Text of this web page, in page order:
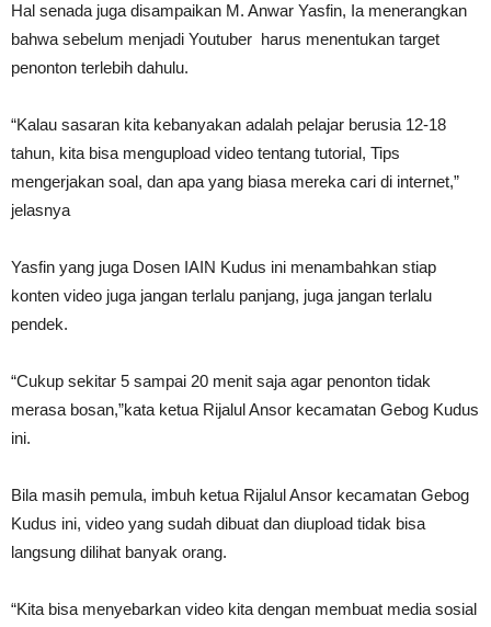
Hal senada juga disampaikan M. Anwar Yasfin, Ia menerangkan
bahwa sebelum menjadi Youtuber harus menentukan target
penonton terlebih dahulu.
“Kalau sasaran kita kebanyakan adalah pelajar berusia 12-18
tahun, kita bisa mengupload video tentang tutorial, Tips
mengerjakan soal, dan apa yang biasa mereka cari di internet,”
jelasnya
Yasfin yang juga Dosen IAIN Kudus ini menambahkan stiap
konten video juga jangan terlalu panjang, juga jangan terlalu
pendek.
“Cukup sekitar 5 sampai 20 menit saja agar penonton tidak
merasa bosan,”kata ketua Rijalul Ansor kecamatan Gebog Kudus
ini.
Bila masih pemula, imbuh ketua Rijalul Ansor kecamatan Gebog
Kudus ini, video yang sudah dibuat dan diupload tidak bisa
langsung dilihat banyak orang.
“Kita bisa menyebarkan video kita dengan membuat media sosial